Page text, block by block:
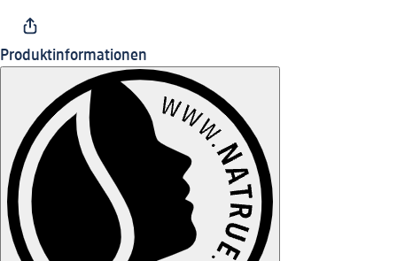
Produktinformationen